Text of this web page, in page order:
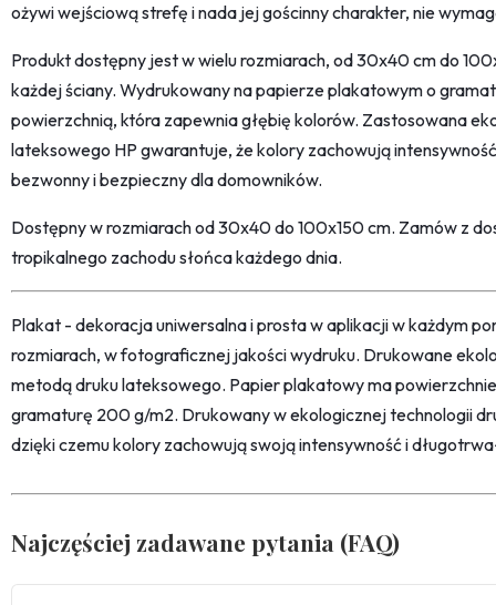
ożywi wejściową strefę i nada jej gościnny charakter, nie
Produkt dostępny jest w wielu rozmiarach, od 30x40 cm do
każdej ściany. Wydrukowany na papierze plakatowym o
powierzchnią, która zapewnia głębię kolorów. Zastosowana
lateksowego HP gwarantuje, że kolory zachowują
bezwonny i bezpieczny dla domowników.
Dostępny w rozmiarach od 30x40 do 100x150 cm. Zamów z
tropikalnego zachodu słońca każdego dnia.
Plakat - dekoracja uniwersalna i prosta w aplikacji w każdym
rozmiarach, w fotograficznej jakości wydruku. Drukowane
metodą druku lateksowego. Papier plakatowy ma
gramaturę 200 g/m2. Drukowany w ekologicznej technologii
dzięki czemu kolory zachowują swoją intensywność i
Najczęściej zadawane pytania (FAQ)